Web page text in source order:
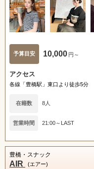
予算目安 10,000 円～
アクセス
各線「豊橋駅」東口より徒歩5分
在籍数 8人
営業時間 21:00～LAST
豊橋・スナック
AIR (エアー)